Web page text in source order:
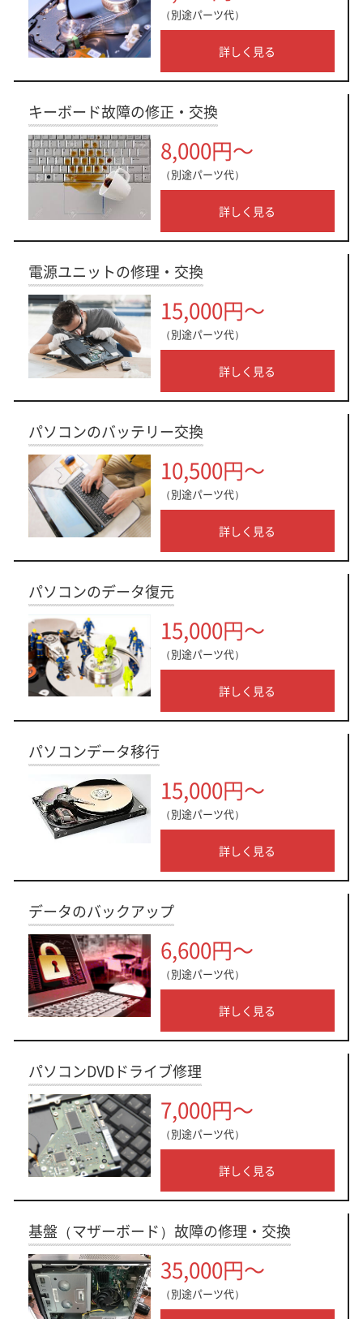
（別途パーツ代）
詳しく見る
キーボード故障の修正・交換
8,000円～
（別途パーツ代）
詳しく見る
電源ユニットの修理・交換
15,000円～
（別途パーツ代）
詳しく見る
パソコンのバッテリー交換
10,500円～
（別途パーツ代）
詳しく見る
パソコンのデータ復元
15,000円～
（別途パーツ代）
詳しく見る
パソコンデータ移行
15,000円～
（別途パーツ代）
詳しく見る
データのバックアップ
6,600円～
（別途パーツ代）
詳しく見る
パソコンDVDドライブ修理
7,000円～
（別途パーツ代）
詳しく見る
基盤（マザーボード）故障の修理・交換
35,000円～
（別途パーツ代）